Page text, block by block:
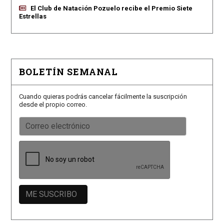
El Club de Natación Pozuelo recibe el Premio Siete
Estrellas
BOLETÍN SEMANAL
Cuando quieras podrás cancelar fácilmente la suscripción
desde el propio correo.